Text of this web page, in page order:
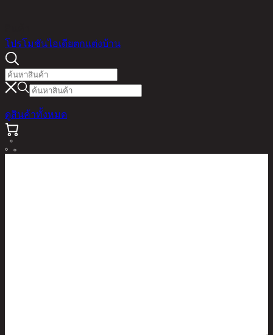
โปรโมชันไอเดียตกแต่งบ้าน
ดูสินค้าทั้งหมด